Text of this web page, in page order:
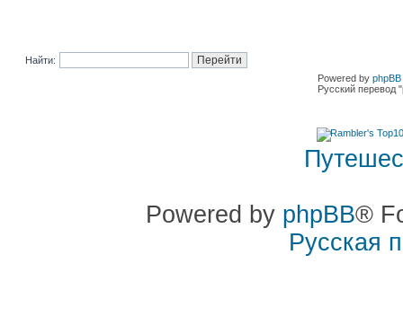
Найти:
Powered by
Русский перевод
Powered by phpBB®
Русская